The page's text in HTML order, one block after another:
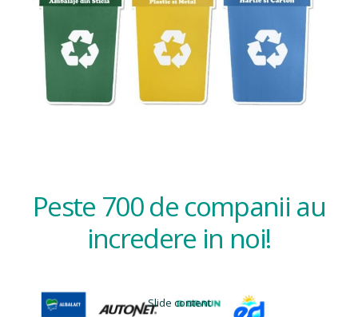
Peste 700 de companii au
incredere in noi!
Slide content